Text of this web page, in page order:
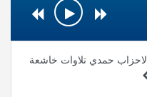
حمدي تلاوات خاشعة